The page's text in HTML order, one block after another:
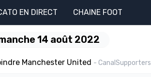
EN DIRECT CHAINE FOOT
14 août 2022
Manchester United - CanalSupporters